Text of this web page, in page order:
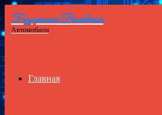
Menu
Безопасное Вождение
Автомобили
Главная